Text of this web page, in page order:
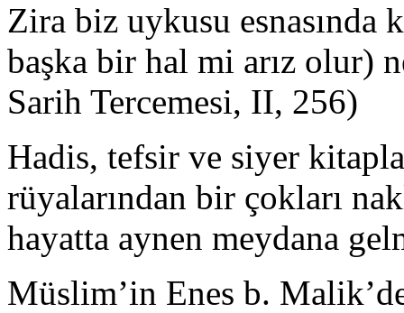
Zira biz uykusu
başka bir hal mi arız olur)
Sarih Tercemesi, II, 256)
Hadis, tefsir ve siyer
rüyalarından bir çokları
hayatta aynen meydana
Müslim’in Enes b.